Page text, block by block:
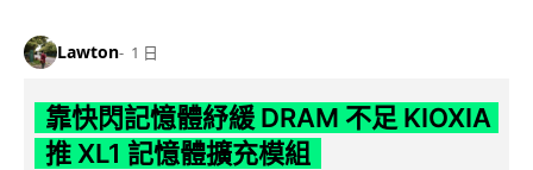
Lawton 1 日
靠快閃記憶體紓緩 DRAM 不足 KIOXIA
推 XL1 記憶體擴充模組